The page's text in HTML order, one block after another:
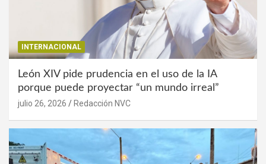
INTERNACIONAL
León XIV pide prudencia en el uso de la IA
porque puede proyectar “un mundo irreal”
julio 26, 2026 Redacción NVC